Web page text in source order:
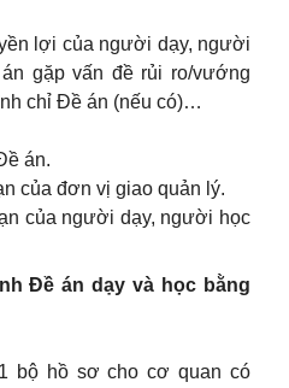
lợi của người dạy, người
gặp vấn đề rủi ro/vướng
chỉ Đề án (nếu có)…
án.
của đơn vị giao quản lý.
của người dạy, người học
Đề án dạy và học bằng
bộ hồ sơ cho cơ quan có